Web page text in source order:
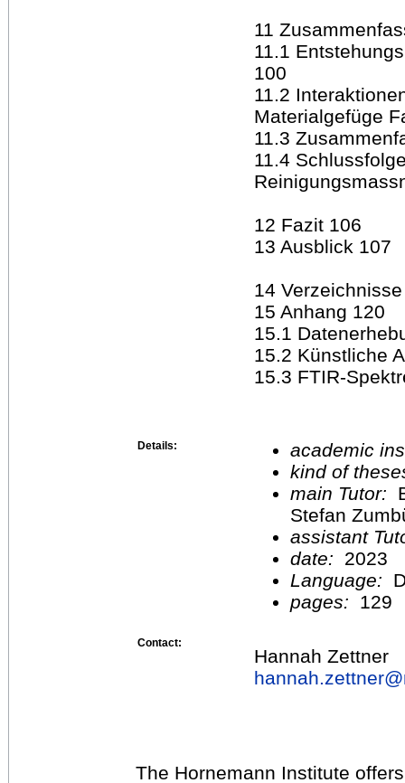
11
11.1
100
11.2
Materialgefüge
11.3
11.4
12 Fazit 106
13 Ausblick 107
14
15 Anhang 120
15.1
15.2 Künstliche
15.3 FTIR-
Details:
academic
kind of
main Tutor:
Stefan
assistant
date:
2023
Language:
pages:
129
Contact:
Hannah Zettner
hannah.zettner@
The Hornemann Institute